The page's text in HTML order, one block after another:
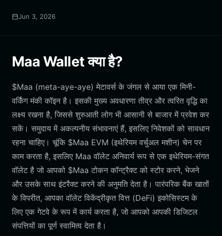
Jun 3, 2026
Maa Wallet क्या है?
$Maa (meta-aye-aye) मेटावर्स के जंगल से आया एक मिनी-
वर्किंग मंकी कॉइन है। इसकी मुख्य अवधारणा तीव्र और त्वरित वृद्धि का
लक्ष्य रखना है, जिससे शुरुआती लोग भी आसानी से बाजार में प्रवेश कर
सकें। समुदाय में अकल्पनीय संभावनाएं हैं, इसलिए निवेशकों को सावधान
रहना चाहिए। चूंकि $Maa EVM (इथेरियम वर्चुअल मशीन) चेन पर
काम करता है, इसलिए Maa वॉलेट अनिवार्य रूप से एक इथेरियम-संगत
वॉलेट है जो आपको $Maa टोकन कॉन्ट्रैक्ट को स्टोर करने, भेजने
और उसके साथ इंटरैक्ट करने की अनुमति देता है। पारंपरिक बैंक खातों
के विपरीत, आपका वॉलेट विकेंद्रीकृत वित्त (DeFi) इकोसिस्टम के
लिए एक गेटवे के रूप में कार्य करता है, जो आपको आपकी डिजिटल
संपत्तियों का पूर्ण स्वामित्व देता है।